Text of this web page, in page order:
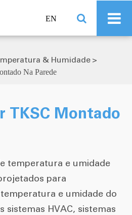
EN
& Humidade
Na Parede
TKSC Montado
temperatura e umidade
para
e umidade do
sistemas HVAC, sistemas